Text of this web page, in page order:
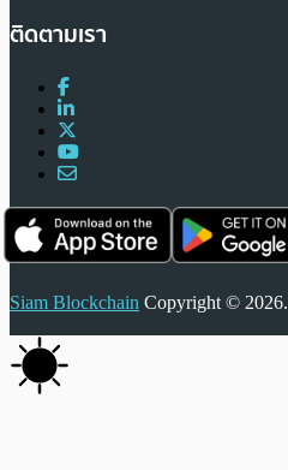
ติดตามเรา
Siam Blockchain Copyright © 2026.